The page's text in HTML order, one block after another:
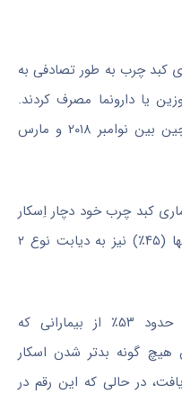
به بیماری کبد چرب به طور تصادفی به
یا دارونما مصرف کردند.
این بیماران در شش بیمارستان در چین بین نوامبر ۲۰۱۸ و مارس
به دلیل بیماری کبد چرب خود دچار اِسکار
کبدی شده بودند و حدود نیمی از آنها (۴۵٪) نیز به دیابت نوع ۲
نتایج نشان می‌دهد که در پایان، حدود ۵۳٪ از بیمارانی که
هیچ گونه بدتر شدن اسکار
در حالی که این رقم در